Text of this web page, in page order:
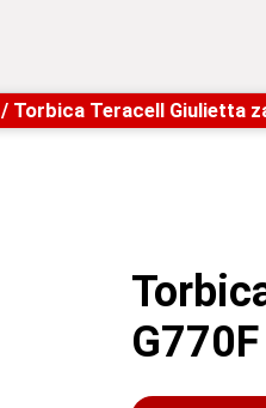
/ Torbica Teracell Giulietta